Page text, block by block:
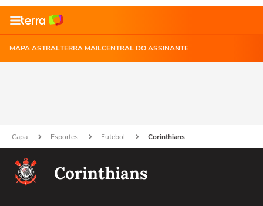
MAPA ASTRALTERRA MAILCENTRAL DO ASSINANTE
Capa Esportes Futebol Corinthians
Corinthians